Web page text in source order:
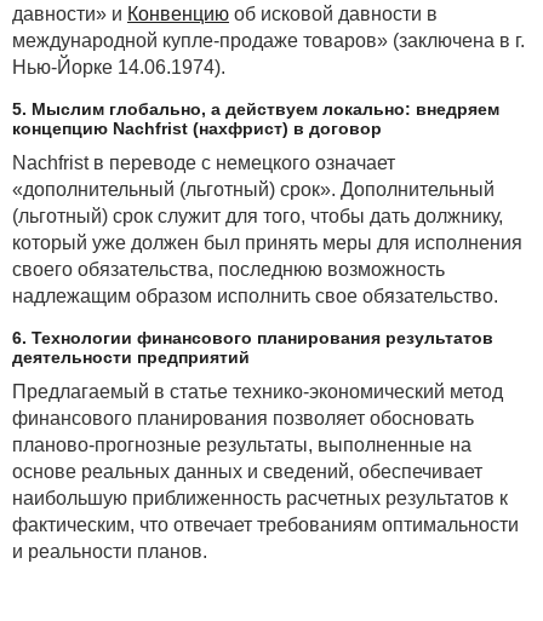
давности» и Конвенцию об исковой давности в
международной купле-продаже товаров» (заключена в г.
Нью-Йорке 14.06.1974).
5. Мыслим глобально, а действуем локально: внедряем
концепцию Nachfrist (нахфрист) в договор
Nachfrist в переводе с немецкого означает
«дополнительный (льготный) срок». Дополнительный
(льготный) срок служит для того, чтобы дать должнику,
который уже должен был принять меры для исполнения
своего обязательства, последнюю возможность
надлежащим образом исполнить свое обязательство.
6. Технологии финансового планирования результатов
деятельности предприятий
Предлагаемый в статье технико-экономический метод
финансового планирования позволяет обосновать
планово-прогнозные результаты, выполненные на
основе реальных данных и сведений, обеспечивает
наибольшую приближенность расчетных результатов к
фактическим, что отвечает требованиям оптимальности
и реальности планов.